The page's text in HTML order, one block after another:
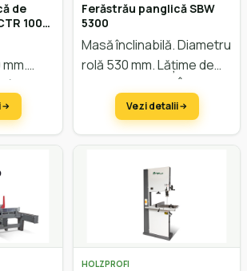
de
Ferăstrău panglică SBW
5300
Masă înclinabilă. Diametru
rolă 530 mm. Lățime de
trecere 514 mm. Înălțime
de trecere 300 mm.
Vezi detalii
HOLZPROFI